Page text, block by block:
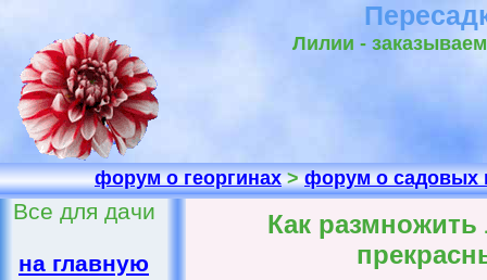
Лилии -
форум о георгинах>форум о садовых
Все для дачи
на главную
Как